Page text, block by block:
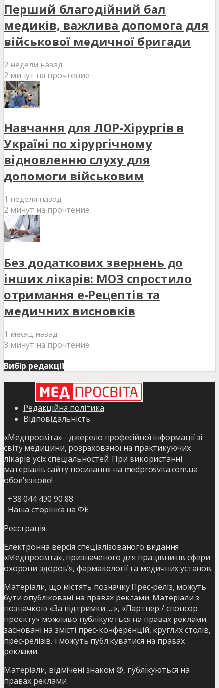
Перший благодійний бал
медиків, важлива допомога для
військової медичної бригади
2 недели назад
2 минут на прочтение
Навчання для ЛОР-Хірургів в
Україні по хірургічному
відновленню слуху для
допомоги військовим
1 неделя назад
2 минут на прочтение
Без додаткових звернень до
інших лікарів: МОЗ спростило
отримання е-Рецептів та
медичних висновків
1 месяц назад
3 минут на прочтение
Вибір редакції
Редакційна політика
Відповідальність
«Медпросвіта» - джерело професійної інформації зі
світу медицини, розрахованої на практикуючих
лікарів усіх спеціальностей. При використанні
матеріалів сайту посилання на medprosvita.com.ua
обов'язкове!
+38 044 490 90 88
Наша сторінка на ФБ
Реєстрація
Електронна версія спеціалізованого видання
«Медпросвіта», призначеного для працівників сфери
охорони здоров’я, фармакології та медичних установ.
Матеріали, що містять позначку Прес-реліз, можуть
бути опубліковані на правах реклами. Матеріали з
позначкою «За підтримки ….», «Партнер / спонсор
проекту» можливо публікуються на правах реклами.
засновані на змісті прес-конференцій, круглих столів,
прес-релізів, і можуть публікуватися на правах
реклами.
Матеріали, відмічені знаком ®, публікуються на
правах реклами.